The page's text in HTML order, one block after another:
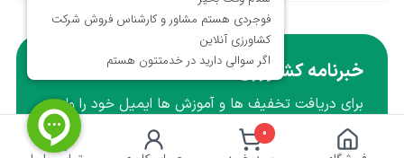
خبرنامه کشاورزی
برای دریافت تخفیف ها و آموزش ها ایمیل خود را وارد
کنید.
0